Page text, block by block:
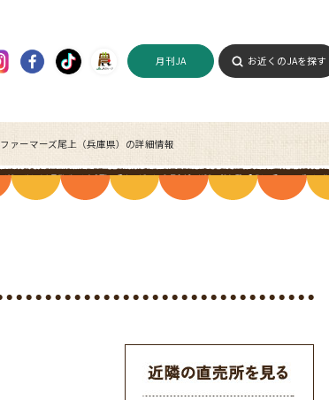
月刊JA お近くのJAを探す
ファーマーズ尾上（兵庫県）の詳細情報